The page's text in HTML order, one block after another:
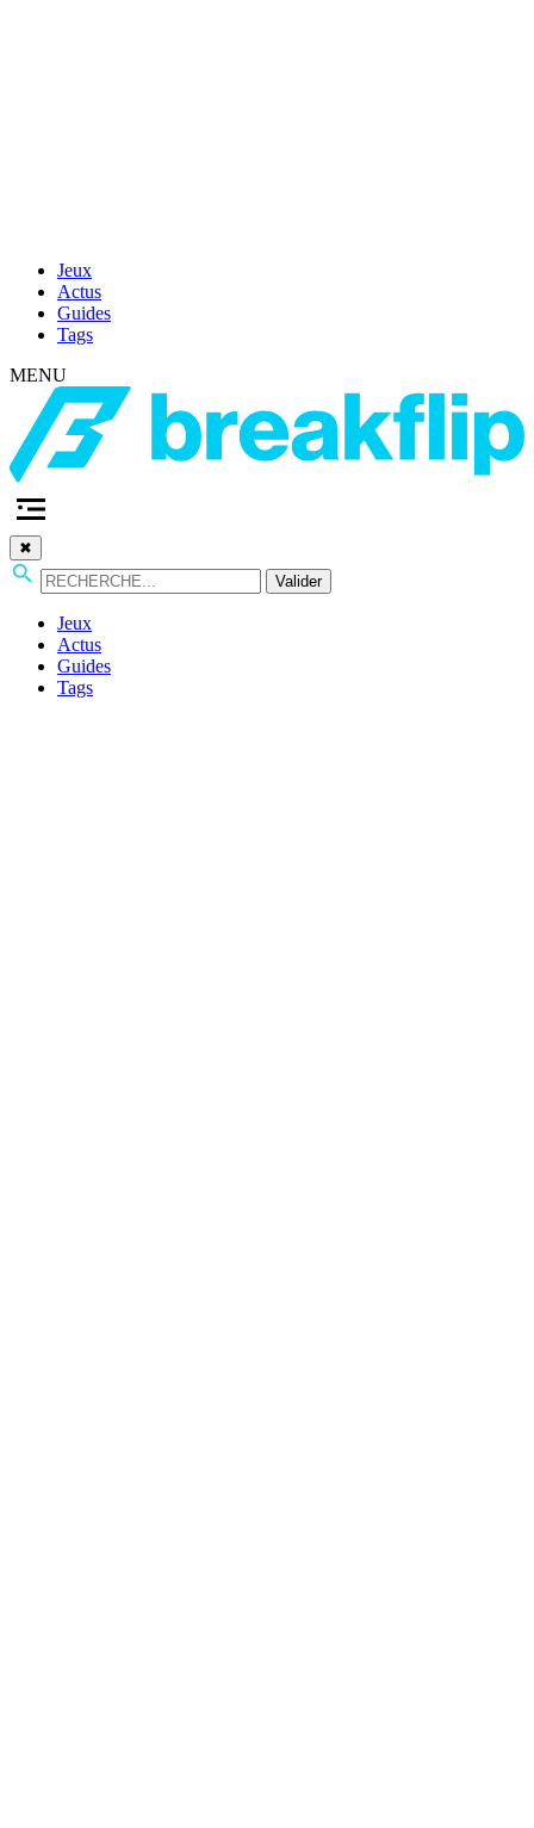
Jeux
Actus
Guides
Tags
MENU
✖
Valider
Jeux
Actus
Guides
Tags